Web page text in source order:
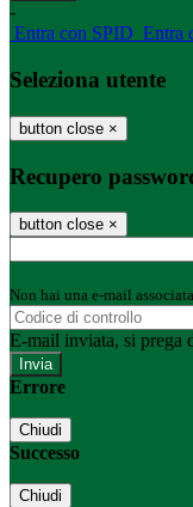
-
Entra con SPID Entra
Seleziona utente
button close ×
Recupero
button close ×
Non hai una e-mail
E-mail inviata, si prega
Errore
Chiudi
Successo
Chiudi